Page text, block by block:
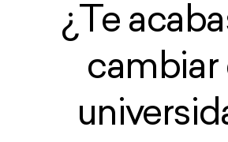
¿Te
cambiar